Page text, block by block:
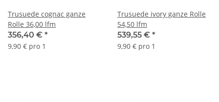
Trusuede cognac ganze
Rolle 36,00 lfm
356,40 € *
9,90 € pro 1
Trusuede ivory ganze Rolle
54,50 lfm
539,55 € *
9,90 € pro 1